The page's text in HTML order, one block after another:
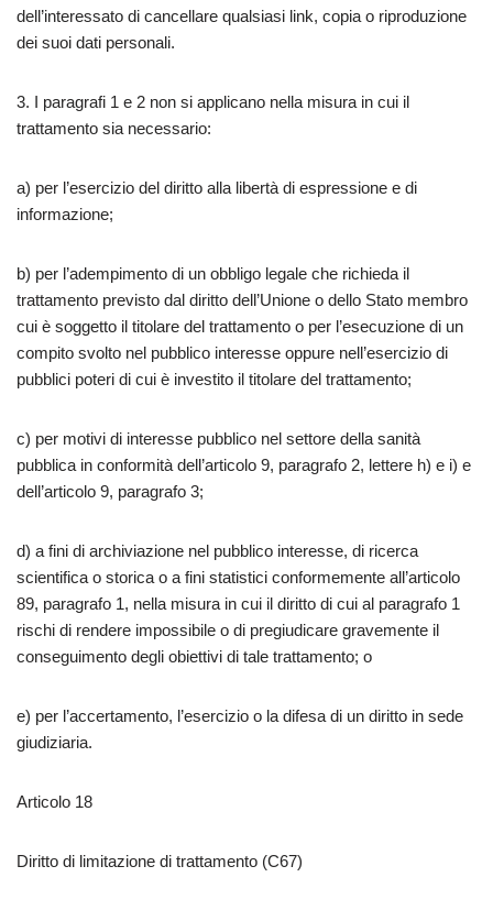
dell’interessato di cancellare qualsiasi link, copia o riproduzione
dei suoi dati personali.
3. I paragrafi 1 e 2 non si applicano nella misura in cui il
trattamento sia necessario:
a) per l’esercizio del diritto alla libertà di espressione e di
informazione;
b) per l’adempimento di un obbligo legale che richieda il
trattamento previsto dal diritto dell’Unione o dello Stato membro
cui è soggetto il titolare del trattamento o per l’esecuzione di un
compito svolto nel pubblico interesse oppure nell’esercizio di
pubblici poteri di cui è investito il titolare del trattamento;
c) per motivi di interesse pubblico nel settore della sanità
pubblica in conformità dell’articolo 9, paragrafo 2, lettere h) e i) e
dell’articolo 9, paragrafo 3;
d) a fini di archiviazione nel pubblico interesse, di ricerca
scientifica o storica o a fini statistici conformemente all’articolo
89, paragrafo 1, nella misura in cui il diritto di cui al paragrafo 1
rischi di rendere impossibile o di pregiudicare gravemente il
conseguimento degli obiettivi di tale trattamento; o
e) per l’accertamento, l’esercizio o la difesa di un diritto in sede
giudiziaria.
Articolo 18
Diritto di limitazione di trattamento (C67)